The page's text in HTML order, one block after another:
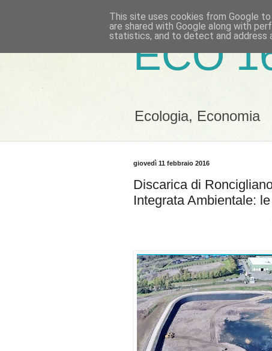
ECO
Ecologia, Economia
giovedì 11 febbraio 2016
Discarica di
Integrata Ambientale:
This site uses cookies from Google
are shared with Google along with
statistics, and to detect and address